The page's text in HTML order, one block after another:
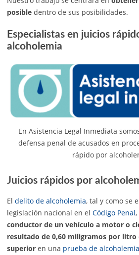
posible dentro de sus posibilidades.
Especialistas en juicios
alcoholemia
En Asistencia Legal Inmediata
defensa penal de acusados en
rápido por
Juicios rápidos por
El delito de alcoholemia, tal y como se
legislación nacional en el Código Penal
conductor de un vehículo a motor o
resultado de 0,60 miligramos por litro
superior en una prueba de alcoholemia